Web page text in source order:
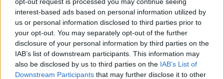
interest-based ads based on personal information utilized by
us or personal information disclosed to third parties prior to
your opt-out. You may separately opt-out of the further
disclosure of your personal information by third parties on the
IAB’s list of downstream participants. This information may
also be disclosed by us to third parties on the IAB’s List of
Downstream Participants that may further disclose it to other
A post shared by UAE Team Emirates🇦🇪 (@uae_team_emirates)
Jetzt kostenlos den RadsportAktuell-
Newsletter abonnieren!